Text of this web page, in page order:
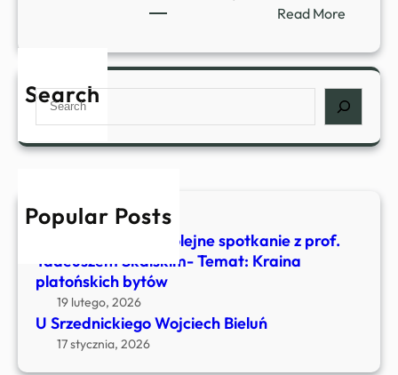
Read More:
O
E
C
P
Search
S
a
Popular Posts
4 kwietnia, 2026
U Srzednickiego- Kolejne spotkanie z prof.
Tadeuszem Skalskim- Temat: Kraina
platońskich bytów
19 lutego, 2026
U Srzednickiego Wojciech Bieluń
17 stycznia, 2026